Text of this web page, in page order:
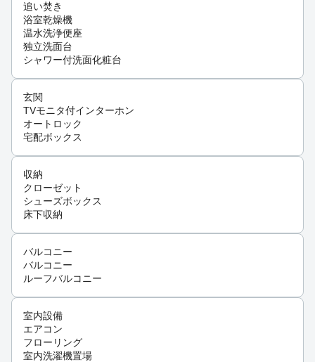
追い焚き
浴室乾燥機
温水洗浄便座
独立洗面台
シャワー付洗面化粧台
玄関
TVモニタ付インターホン
オートロック
宅配ボックス
収納
クローゼット
シューズボックス
床下収納
バルコニー
バルコニー
ルーフバルコニー
室内設備
エアコン
フローリング
室内洗濯機置場